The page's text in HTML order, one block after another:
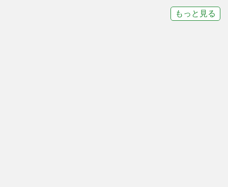
もっと見る